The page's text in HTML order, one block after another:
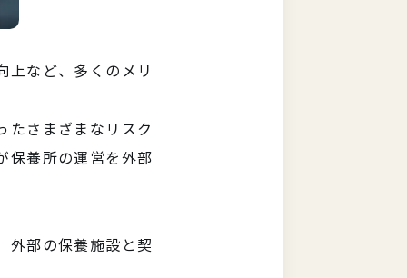
上など、多くのメリ
たさまざまなリスク
保養所の運営を外部
外部の保養施設と契